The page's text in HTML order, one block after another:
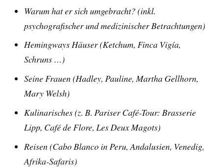
Warum hat er sich umgebracht? (inkl.
psychografischer und medizinischer Betrachtungen)
Hemingways Häuser (Ketchum, Finca Vigía,
Schruns …)
Seine Frauen (Hadley, Pauline, Martha Gellhorn,
Mary Welsh)
Kulinarisches (z. B. Pariser Café-Tour: Brasserie
Lipp, Café de Flore, Les Deux Magots)
Reisen (Cabo Blanco in Peru, Andalusien, Venedig,
Afrika-Safaris)